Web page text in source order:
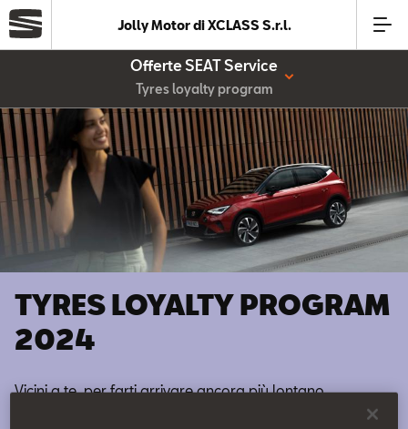
Modelli
Offerte
Service
Business
Jolly Motor di XCLASS S.r.l.
Offerte SEAT Service
Tyres loyalty program
TYRES LOYALTY PROGRAM
2024
Vicini a te, per farti arrivare ancora più lontano.